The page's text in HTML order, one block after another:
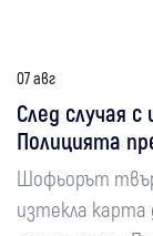
07 авг
След случая
Полицията
Шофьорът
изтекла карта